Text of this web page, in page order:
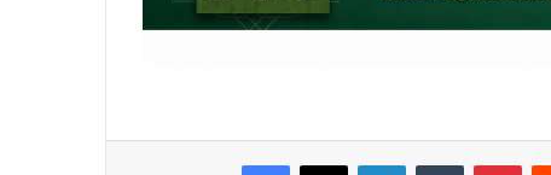
Facebook
X LinkedinTumblr